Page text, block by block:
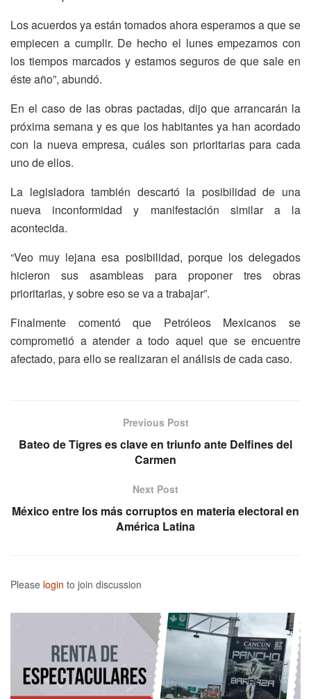
Los acuerdos ya están tomados ahora esperamos a que se
empiecen a cumplir. De hecho el lunes empezamos con
los tiempos marcados y estamos seguros de que sale en
éste año”, abundó.
En el caso de las obras pactadas, dijo que arrancarán la
próxima semana y es que los habitantes ya han acordado
con la nueva empresa, cuáles son prioritarias para cada
uno de ellos.
La legisladora también descartó la posibilidad de una
nueva inconformidad y manifestación similar a la
acontecida.
“Veo muy lejana esa posibilidad, porque los delegados
hicieron sus asambleas para proponer tres obras
prioritarias, y sobre eso se va a trabajar”.
Finalmente comentó que Petróleos Mexicanos se
comprometió a atender a todo aquel que se encuentre
afectado, para ello se realizaran el análisis de cada caso.
Previous Post
Bateo de Tigres es clave en triunfo ante Delfines del
Carmen
Next Post
México entre los más corruptos en materia electoral en
América Latina
Please login to join discussion